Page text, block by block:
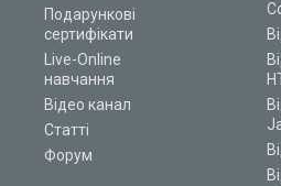
Подарункові
сертифікати
Live-Online
навчання
Відео канал
Статті
Форум